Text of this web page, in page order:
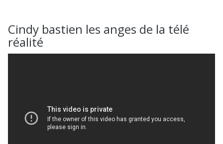
contenu
Cindy bastien les anges de la télé
réalité